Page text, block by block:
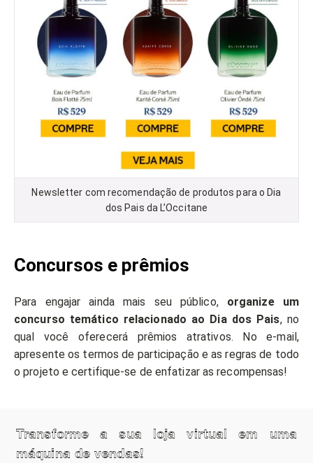
Newsletter com recomendação de produtos para o Dia
dos Pais da L’Occitane
Concursos e prêmios
Para engajar ainda mais seu público, organize um
concurso temático relacionado ao Dia dos Pais, no
qual você oferecerá prêmios atrativos. No e-mail,
apresente os termos de participação e as regras de todo
o projeto e certifique-se de enfatizar as recompensas!
Transforme a sua loja virtual em uma
máquina de vendas!